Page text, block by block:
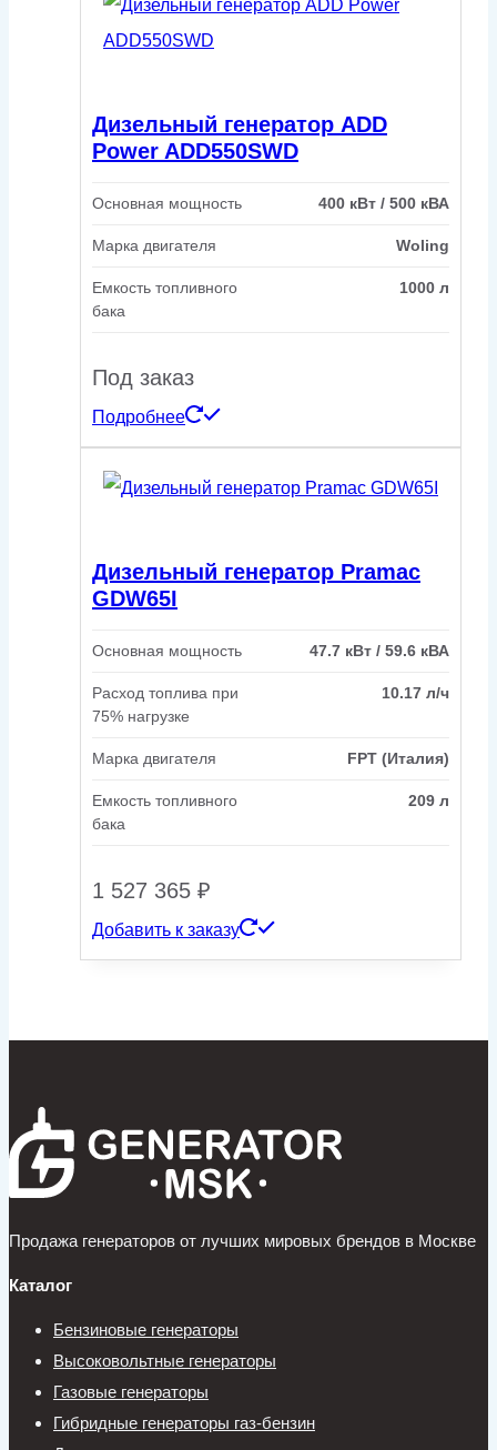
Дизельный генератор ADD
Power ADD550SWD
Основная мощность 400 кВт / 500 кВА
Марка двигателя Woling
Емкость топливного
бака
1000 л
Под заказ
Подробнее
Дизельный генератор Pramac
GDW65I
Основная мощность 47.7 кВт / 59.6 кВА
Расход топлива при
75% нагрузке
10.17 л/ч
Марка двигателя FPT (Италия)
Емкость топливного
бака
209 л
1 527 365 ₽
Добавить к заказу
Продажа генераторов от лучших мировых брендов в Москве
Каталог
Бензиновые генераторы
Высоковольтные генераторы
Газовые генераторы
Гибридные генераторы газ-бензин